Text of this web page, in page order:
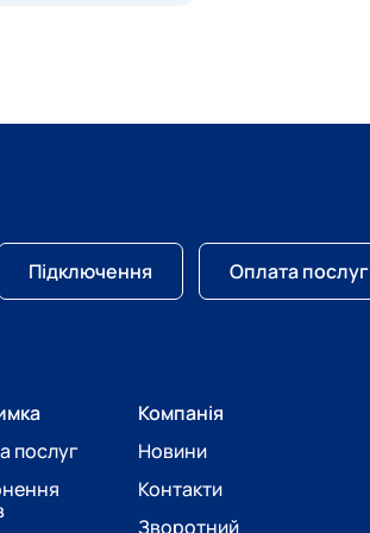
Підключення Оплата послуг
послуг
Компанія
Новини
Контакти
Зворотний